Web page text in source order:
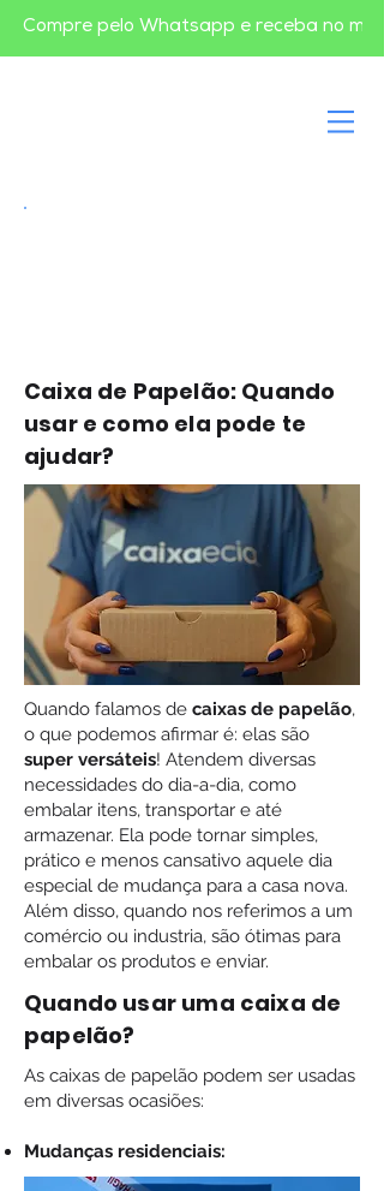
Compre pelo Whatsapp e receba no
Caixa de Papelão: Quando
usar e como ela pode te
ajudar?
Quando falamos de caixas de papelão,
o que podemos afirmar é: elas são
super versáteis! Atendem diversas
necessidades do dia-a-dia, como
embalar itens, transportar e até
armazenar. Ela pode tornar simples,
prático e menos cansativo aquele dia
especial de mudança para a casa nova.
Além disso, quando nos referimos a um
comércio ou industria, são ótimas para
embalar os produtos e enviar.
Quando usar uma caixa de
papelão?
As caixas de papelão podem ser usadas
em diversas ocasiões:
Mudanças residenciais: